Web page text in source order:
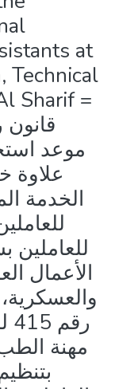
at
Technical
Sharif =
موعد
علاوة
الخدمة
للعاملين
الأعمال
مهنة